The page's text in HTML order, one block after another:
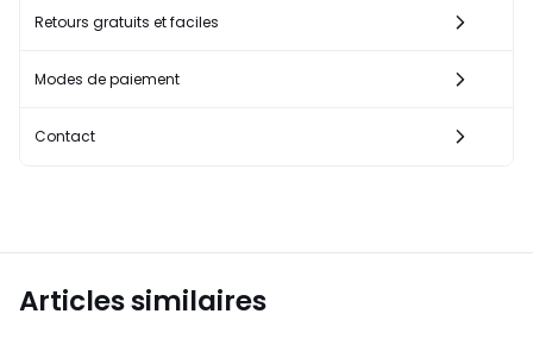
Retours gratuits et faciles
Modes de paiement
Contact
Articles similaires